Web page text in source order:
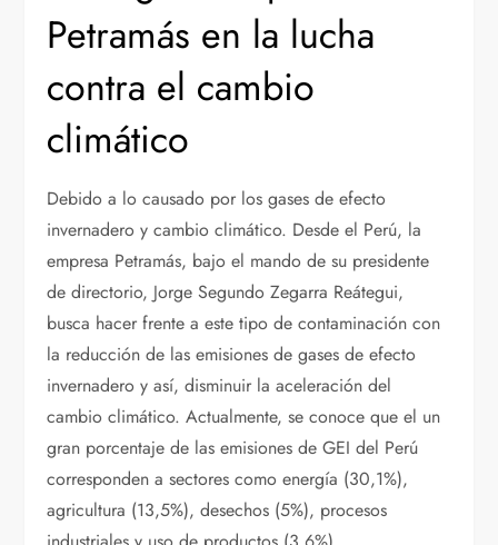
Petramás en la lucha
contra el cambio
climático
Debido a lo causado por los gases de efecto
invernadero y cambio climático. Desde el Perú, la
empresa Petramás, bajo el mando de su presidente
de directorio, Jorge Segundo Zegarra Reátegui,
busca hacer frente a este tipo de contaminación con
la reducción de las emisiones de gases de efecto
invernadero y así, disminuir la aceleración del
cambio climático. Actualmente, se conoce que el un
gran porcentaje de las emisiones de GEI del Perú
corresponden a sectores como energía (30,1%),
agricultura (13,5%), desechos (5%), procesos